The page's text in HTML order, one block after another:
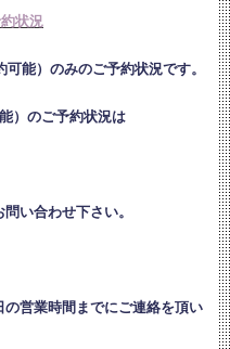
状況
能）のみのご予約状況です。
）のご予約状況は
い合わせ下さい。
の営業時間までにご連絡を頂い